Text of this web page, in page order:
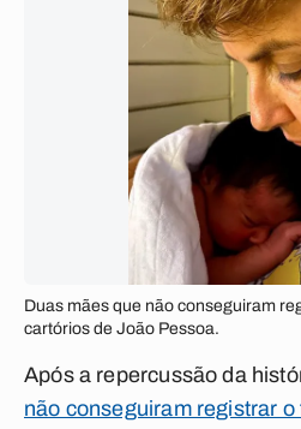
Duas mães que não conseguiram
cartórios de João Pessoa.
Após a repercussão da
não conseguiram registrar